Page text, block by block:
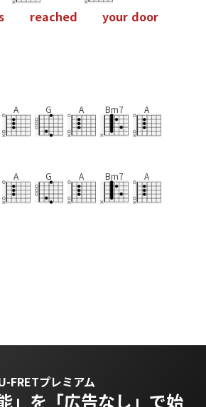
reached your door
A G A Bm7 A
A G A Bm7 A
FRETプレミアム
」を 「広告なし」で始